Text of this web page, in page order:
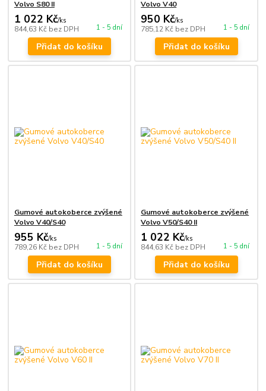
Volvo S80 II
1 022 Kč/ks
844,63 Kč bez DPH 1 - 5 dní
Přidat do košíku
Volvo V40
950 Kč/ks
785,12 Kč bez DPH 1 - 5 dní
Přidat do košíku
Gumové autokoberce zvýšené
Volvo V40/S40
955 Kč/ks
789,26 Kč bez DPH 1 - 5 dní
Přidat do košíku
Gumové autokoberce zvýšené
Volvo V50/S40 II
1 022 Kč/ks
844,63 Kč bez DPH 1 - 5 dní
Přidat do košíku